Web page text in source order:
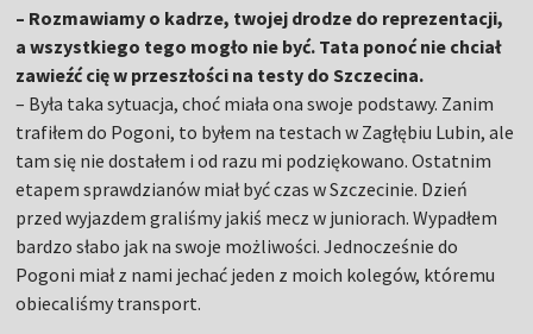
– Rozmawiamy o kadrze, twojej drodze do reprezentacji,
a wszystkiego tego mogło nie być. Tata ponoć nie chciał
zawieźć cię w przeszłości na testy do Szczecina.
– Była taka sytuacja, choć miała ona swoje podstawy. Zanim
trafiłem do Pogoni, to byłem na testach w Zagłębiu Lubin, ale
tam się nie dostałem i od razu mi podziękowano. Ostatnim
etapem sprawdzianów miał być czas w Szczecinie. Dzień
przed wyjazdem graliśmy jakiś mecz w juniorach. Wypadłem
bardzo słabo jak na swoje możliwości. Jednocześnie do
Pogoni miał z nami jechać jeden z moich kolegów, któremu
obiecaliśmy transport.